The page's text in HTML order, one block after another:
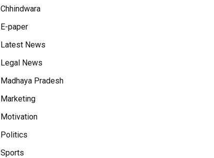
Chhindwara
E-paper
Latest News
Legal News
Madhaya Pradesh
Marketing
Motivation
Politics
Sports